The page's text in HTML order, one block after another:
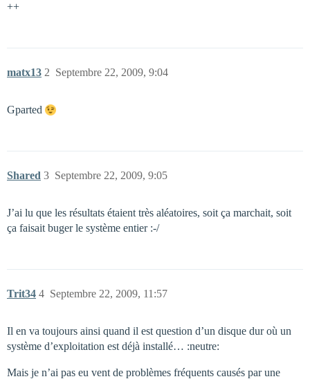
++
matx13 Septembre 22, 2009, 9:04
2
Gparted
Shared Septembre 22, 2009, 9:05
3
J’ai lu que les résultats étaient très aléatoires, soit ça marchait, soit
ça faisait buger le système entier :-/
Trit34 Septembre 22, 2009, 11:57
4
Il en va toujours ainsi quand il est question d’un disque dur où un
système d’exploitation est déjà installé… :neutre:
Mais je n’ai pas eu vent de problèmes fréquents causés par une